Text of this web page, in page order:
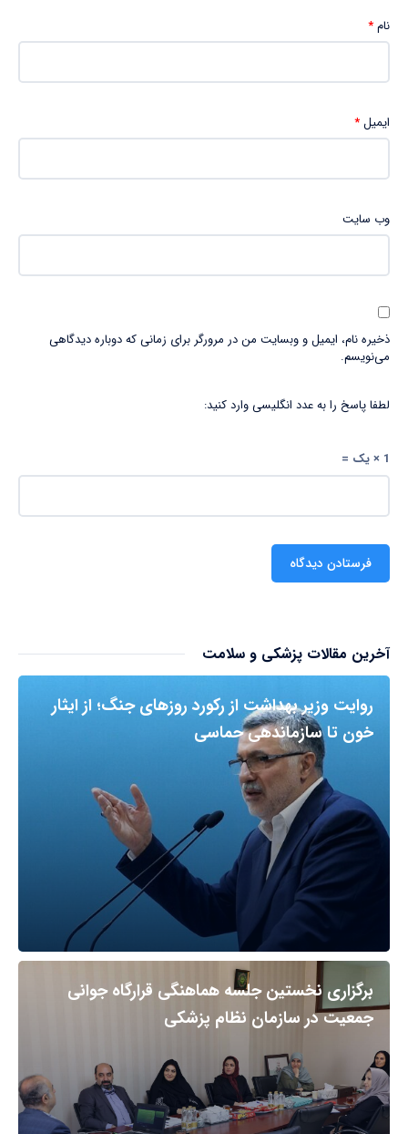
نام*
ایمیل*
وب‌ سایت
ذخیره نام، ایمیل و وبسایت من در مرورگر برای زمانی که دوباره دیدگاهی
می‌نویسم.
لطفا پاسخ را به عدد انگلیسی وارد کنید:
1 × یک =
آخرین مقالات پزشکی و سلامت
روایت وزیر بهداشت از رکورد روزهای جنگ؛ از ایثار
خون تا سازماندهی حماسی
برگزاری نخستین جلسه هماهنگی قرارگاه جوانی
جمعیت در سازمان نظام پزشکی